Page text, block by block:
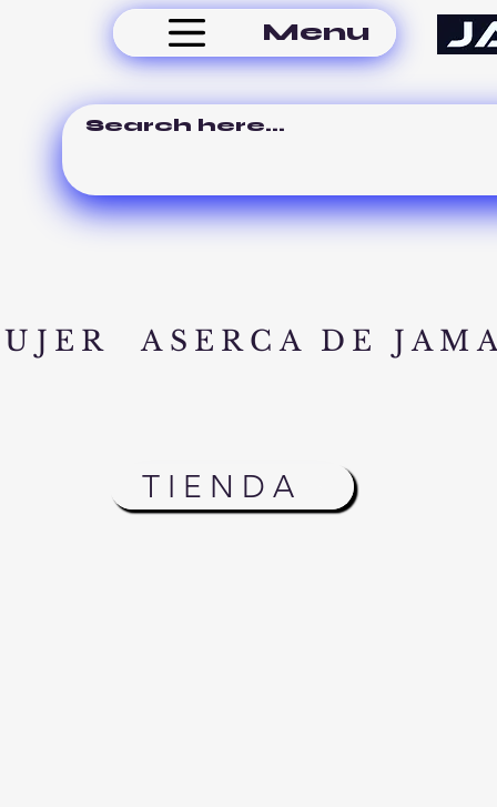
Menu
ASERCA DE
TIENDA